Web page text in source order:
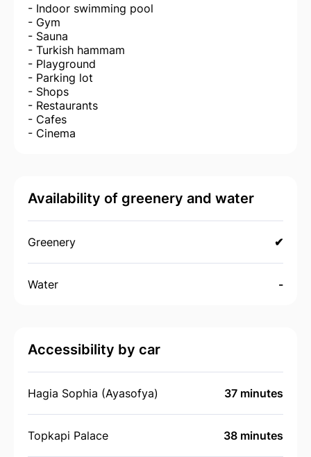
- Indoor swimming pool
- Gym
- Sauna
- Turkish hammam
- Playground
- Parking lot
- Shops
- Restaurants
- Cafes
- Cinema
Availability of greenery and water
Greenery ✔
Water -
Accessibility by car
Hagia Sophia (Ayasofya) 37 minutes
Topkapi Palace 38 minutes